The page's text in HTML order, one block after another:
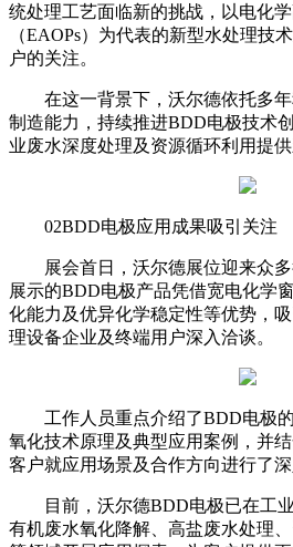
统处理工艺面临新的挑战，以电化
（EAOPs）为代表的新型水处理技
户的关注。
在这一背景下，沃尔德依托多
制造能力，持续推进BDD电极技术
业废水深度处理及资源循环利用提供
02BDD电极应用成果吸引关注
展会首日，沃尔德展位迎来众
展示的BDD电极产品凭借宽电化学
化能力及优异化学稳定性等优势，
理设备企业及终端用户深入洽谈。
工作人员重点介绍了BDD电极
氧化技术原理及典型应用案例，并
客户就应用场景及合作方向进行了深
目前，沃尔德BDD电极已在工
有机废水氧化降解、高盐废水处理